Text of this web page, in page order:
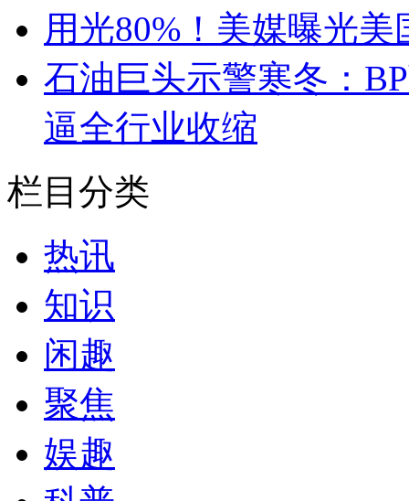
用光80%！美媒曝光美
石油巨头示警寒冬：
逼全行业收缩
栏目分类
热讯
知识
闲趣
聚焦
娱趣